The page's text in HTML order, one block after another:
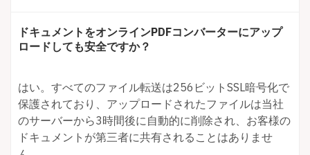
ドキュメントをオンラインPDFコンバーターにアップ
ロードしても安全ですか？
はい。すべてのファイル転送は256ビットSSL暗号化で
保護されており、アップロードされたファイルは当社
のサーバーから3時間後に自動的に削除され、お客様の
ドキュメントが第三者に共有されることはありませ